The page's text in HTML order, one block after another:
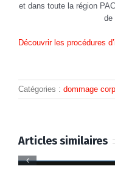
et dans toute la région
de
Découvrir les procédures
Catégories : dommage
Articles similaires